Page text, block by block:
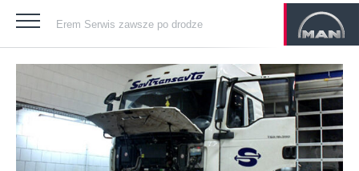
Erem Serwis zawsze po drodze